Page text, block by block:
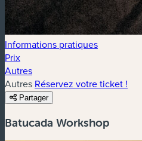
Informations pratiques
Prix
Autres
Autres Réservez votre ticket !
Partager
Batucada Workshop